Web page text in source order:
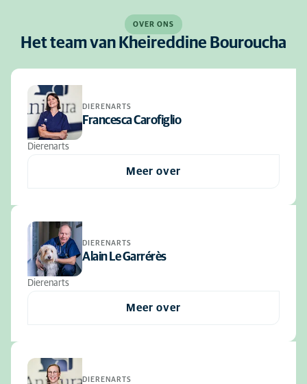
OVER ONS
Het team van Kheireddine Bouroucha
DIERENARTS
Francesca Carofiglio
Dierenarts
Meer over
DIERENARTS
Alain Le Garrérès
Dierenarts
Meer over
DIERENARTS